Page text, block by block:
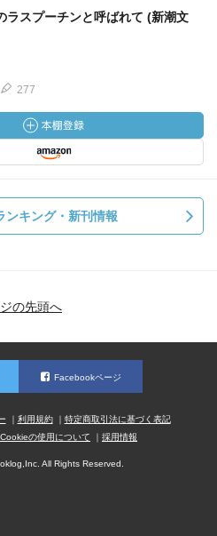
ラスプーチンと呼ばれて (新潮文
277
ンキング・新刊情報
の先頭へ
Facebookページ
利用規約
特定商取引法に基づく表記
Cookieの使用について 採用情報
All Rights Reserved.